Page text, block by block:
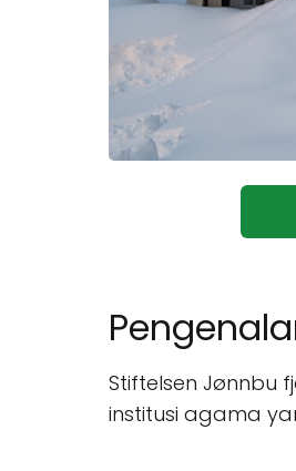
Stiftelsen Jønnbu
institusi agama